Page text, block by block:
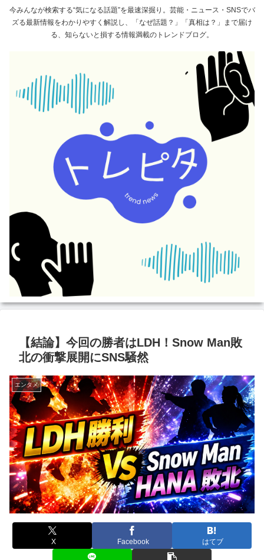
今みんなが検索する“気になる話題”を最速深掘り。芸能・ニュース・SNSでバ
ズる最新情報をわかりやすく解説し、「なぜ話題？」「真相は？」まで届け
る、知らないと損する情報満載のトレンドブログ。
【結論】今回の勝者はLDH！Snow Man敗
北の衝撃展開にSNS騒然
エンタメ
X Facebook はてブ